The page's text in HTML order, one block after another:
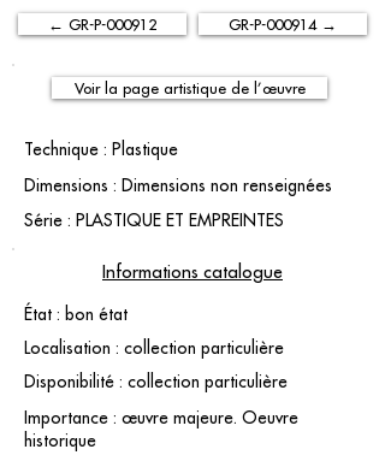
← GR-P-000912 GR-P-000914 →
Voir la page artistique de l’œuvre
Technique : Plastique
Dimensions : Dimensions non renseignées
Série : PLASTIQUE ET EMPREINTES
Informations catalogue
État : bon état
Localisation : collection particulière
Disponibilité : collection particulière
Importance : œuvre majeure. Oeuvre
historique